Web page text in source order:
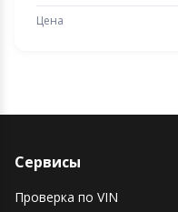
Цена
Сервисы
Проверка по VIN